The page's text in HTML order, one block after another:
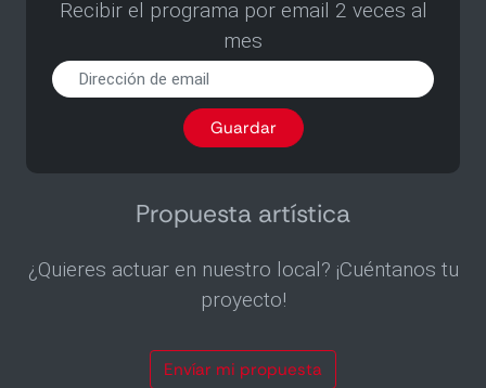
Recibir el programa por email 2 veces al
mes
programa
por
al
Guardar
Propuesta artística
¿Quieres actuar en nuestro local? ¡Cuéntanos tu
proyecto!
Envíar mi propuesta